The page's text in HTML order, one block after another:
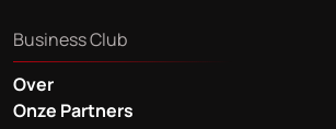
Business Club
Over
Onze Partners